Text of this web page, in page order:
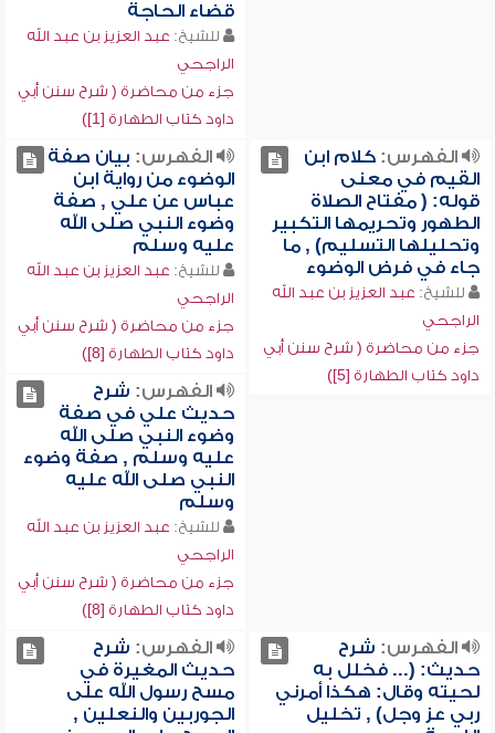
قضاء الحاجة
للشيخ: عبد العزيز بن عبد الله
الراجحي
جزء من محاضرة ( شرح سنن أبي
داود كتاب الطهارة [1])
الفهرس:كلام ابن
القيم في معنى
قوله: ( مفتاح الصلاة
الطهور وتحريمها التكبير
وتحليلها التسليم) , ما
جاء في فرض الوضوء
للشيخ: عبد العزيز بن عبد الله
الراجحي
جزء من محاضرة ( شرح سنن أبي
داود كتاب الطهارة [5])
الفهرس: بيان صفة
الوضوء من رواية ابن
عباس عن علي , صفة
وضوء النبي صلى الله
عليه وسلم
للشيخ: عبد العزيز بن عبد الله
الراجحي
جزء من محاضرة ( شرح سنن أبي
داود كتاب الطهارة [8])
الفهرس: شرح
حديث علي في صفة
وضوء النبي صلى الله
عليه وسلم , صفة وضوء
النبي صلى الله عليه
وسلم
للشيخ: عبد العزيز بن عبد الله
الراجحي
جزء من محاضرة ( شرح سنن أبي
داود كتاب الطهارة [8])
الفهرس: شرح
حديث: (... فخلل به
لحيته وقال: هكذا أمرني
ربي عز وجل) , تخليل
الفهرس: شرح
حديث المغيرة في
مسح رسول الله على
الجوربين والنعلين ,